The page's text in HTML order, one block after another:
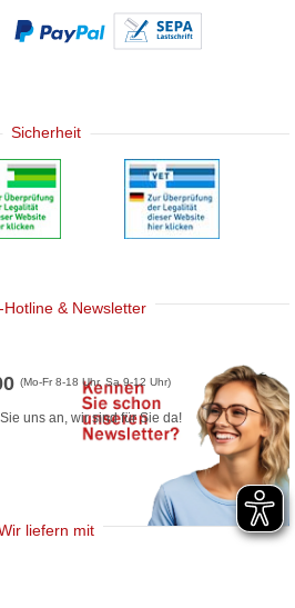
Sicherheit
Hotline & Newsletter
(Mo-Fr 8-18 Uhr, Sa 9-12 Uhr)
uns an, wir sind für Sie da!
liefern mit